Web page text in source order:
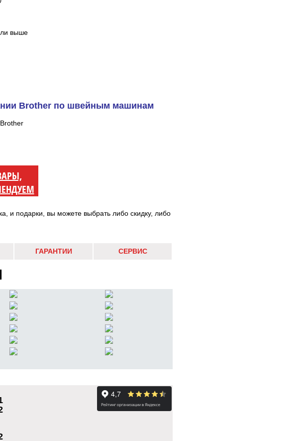
выше
Brother по швейным машинам
и подарки, вы можете выбрать либо скидку, либо
ГАРАНТИИ СЕРВИС